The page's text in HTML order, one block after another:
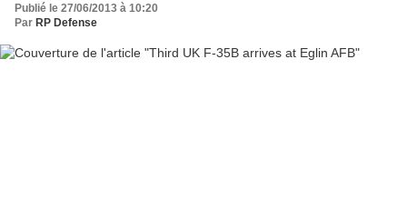
Publié le 27/06/2013 à 10:20
Par RP Defense